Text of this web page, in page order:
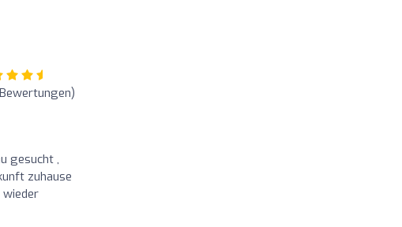
gesucht ,
zuhause
wieder